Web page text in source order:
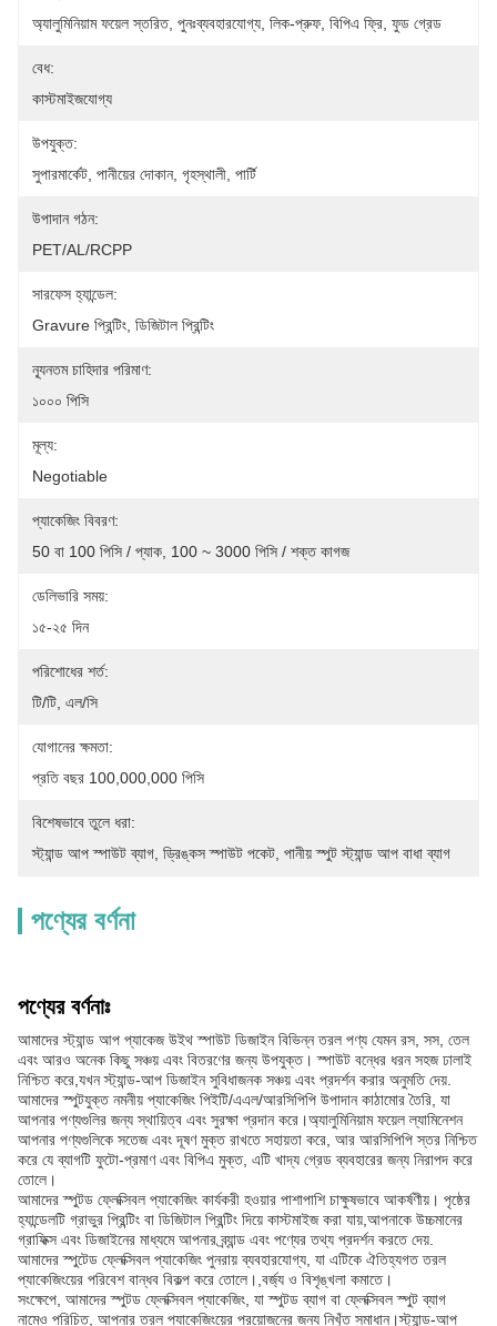
অ্যালুমিনিয়াম ফয়েল স্তরিত, পুনঃব্যবহারযোগ্য, লিক-প্রুফ, বিপিএ ফ্রি, ফুড গ্রেড
বেধ:
কাস্টমাইজযোগ্য
উপযুক্ত:
সুপারমার্কেট, পানীয়ের দোকান, গৃহস্থালী, পার্টি
উপাদান গঠন:
PET/AL/RCPP
সারফেস হ্যান্ডেল:
Gravure প্রিন্টিং, ডিজিটাল প্রিন্টিং
ন্যূনতম চাহিদার পরিমাণ:
১০০০ পিসি
মূল্য:
Negotiable
প্যাকেজিং বিবরণ:
50 বা 100 পিসি / প্যাক, 100 ~ 3000 পিসি / শক্ত কাগজ
ডেলিভারি সময়:
১৫-২৫ দিন
পরিশোধের শর্ত:
টি/টি, এল/সি
যোগানের ক্ষমতা:
প্রতি বছর 100,000,000 পিসি
বিশেষভাবে তুলে ধরা:
স্ট্যান্ড আপ স্পাউট ব্যাগ ড্রিঙ্কস স্পাউট পকেট পানীয় স্পুট স্ট্যান্ড আপ বাধা ব্যাগ
পণ্যের বর্ণনা
পণ্যের বর্ণনাঃ
আমাদের স্ট্যান্ড আপ প্যাকেজ উইথ স্পাউট ডিজাইন বিভিন্ন তরল পণ্য যেমন রস, সস, তেল
এবং আরও অনেক কিছু সঞ্চয় এবং বিতরণের জন্য উপযুক্ত। স্পাউট বন্ধের ধরন সহজ ঢালাই
নিশ্চিত করে,যখন স্ট্যান্ড-আপ ডিজাইন সুবিধাজনক সঞ্চয় এবং প্রদর্শন করার অনুমতি দেয়.
আমাদের স্পুটযুক্ত নমনীয় প্যাকেজিং পিইটি/এএল/আরসিপিপি উপাদান কাঠামোর তৈরি, যা
আপনার পণ্যগুলির জন্য স্থায়িত্ব এবং সুরক্ষা প্রদান করে।অ্যালুমিনিয়াম ফয়েল ল্যামিনেশন
আপনার পণ্যগুলিকে সতেজ এবং দূষণ মুক্ত রাখতে সহায়তা করে, আর আরসিপিপি স্তর নিশ্চিত
করে যে ব্যাগটি ফুটো-প্রমাণ এবং বিপিএ মুক্ত, এটি খাদ্য গ্রেড ব্যবহারের জন্য নিরাপদ করে
তোলে।
আমাদের স্পুটড ফ্লেক্সিবল প্যাকেজিং কার্যকরী হওয়ার পাশাপাশি চাক্ষুষভাবে আকর্ষণীয়। পৃষ্ঠের
হ্যান্ডেলটি গ্রাভুর প্রিন্টিং বা ডিজিটাল প্রিন্টিং দিয়ে কাস্টমাইজ করা যায়,আপনাকে উচ্চমানের
গ্রাফিক্স এবং ডিজাইনের মাধ্যমে আপনার ব্র্যান্ড এবং পণ্যের তথ্য প্রদর্শন করতে দেয়.
আমাদের স্পুটেড ফ্লেক্সিবল প্যাকেজিং পুনরায় ব্যবহারযোগ্য, যা এটিকে ঐতিহ্যগত তরল
প্যাকেজিংয়ের পরিবেশ বান্ধব বিকল্প করে তোলে।,বর্জ্য ও বিশৃঙ্খলা কমাতে।
সংক্ষেপে, আমাদের স্পুটড ফ্লেক্সিবল প্যাকেজিং, যা স্পুটড ব্যাগ বা ফ্লেক্সিবল স্পুট ব্যাগ
নামেও পরিচিত, আপনার তরল প্যাকেজিংয়ের প্রয়োজনের জন্য নিখুঁত সমাধান।স্ট্যান্ড-আপ